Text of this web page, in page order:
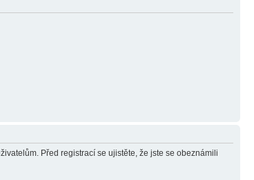
Před registrací se ujistěte, že jste se obeznámili